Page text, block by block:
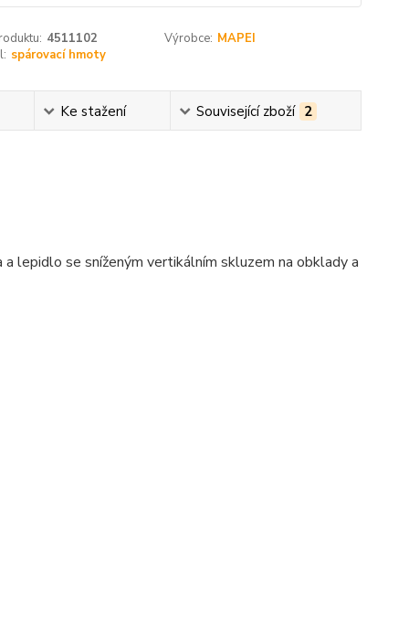
4511102 Výrobce: MAPEI
spárovací hmoty
Ke stažení Související zboží 2
lepidlo se sníženým vertikálním skluzem na obklady a